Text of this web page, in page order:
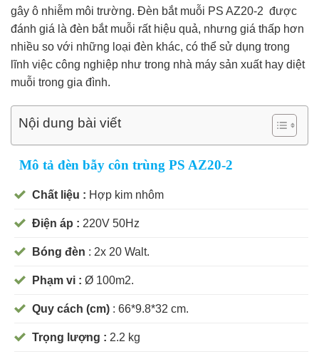
gây ô nhiễm môi trường. Đèn bắt muỗi PS AZ20-2 được
đánh giá là đèn bắt muỗi rất hiệu quả, nhưng giá thấp hơn
nhiều so với những loại đèn khác, có thể sử dụng trong
lĩnh việc công nghiệp như trong nhà máy sản xuất hay diệt
muỗi trong gia đình.
Nội dung bài viết
Mô tả đèn bẫy côn trùng PS AZ20-2
Chất liệu : Hợp kim nhôm
Điện áp : 220V 50Hz
Bóng đèn : 2x 20 Walt.
Phạm vi : Ø 100m2.
Quy cách (cm) : 66*9.8*32 cm.
Trọng lượng : 2.2 kg